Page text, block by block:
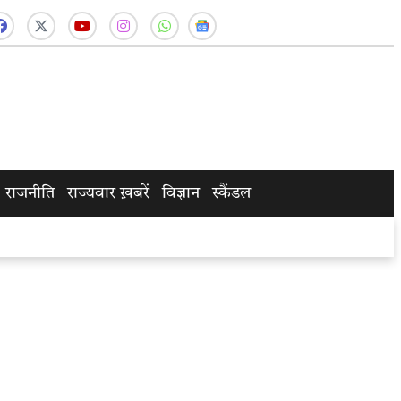
राजनीति राज्यवार ख़बरें विज्ञान स्कैंडल